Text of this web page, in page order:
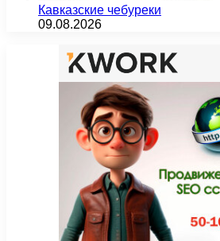
Кавказские чебуреки
09.08.2026